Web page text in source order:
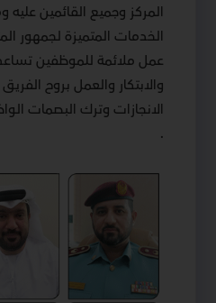
المركز وجميع القائمين عليه
الخدمات المتميزة لجمهور
عمل ملائمة للموظفين
والابتكار والعمل بروح
الانجازات وترك البصمات